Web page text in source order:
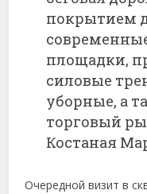
покрытием
площадки,
силовые
уборные, а
торговый
Костаная
Очередной визит в